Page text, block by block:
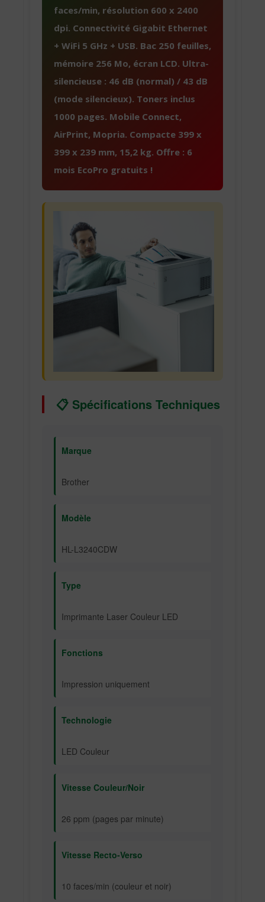
faces/min, résolution 600 x 2400
dpi. Connectivité Gigabit Ethernet
+ WiFi 5 GHz + USB. Bac 250 feuilles,
mémoire 256 Mo, écran LCD. Ultra-
silencieuse : 46 dB (normal) / 43 dB
(mode silencieux). Toners inclus
1000 pages. Mobile Connect,
AirPrint, Mopria. Compacte 399 x
399 x 239 mm, 15,2 kg. Offre : 6
mois EcoPro gratuits !
📋 Spécifications Techniques
Marque
Brother
Modèle
HL-L3240CDW
Type
Imprimante Laser Couleur LED
Fonctions
Impression uniquement
Technologie
LED Couleur
Vitesse Couleur/Noir
26 ppm (pages par minute)
Vitesse Recto-Verso
10 faces/min (couleur et noir)